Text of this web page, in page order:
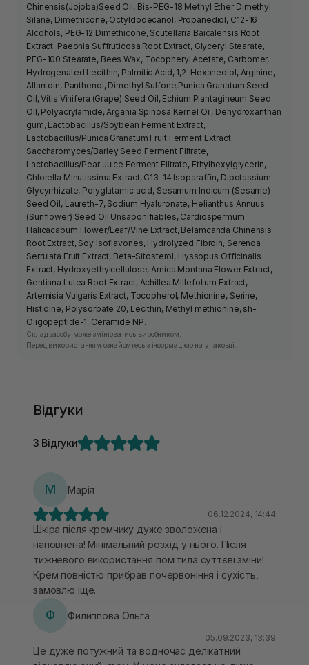
Chinensis(Jojoba)Seed Oil, Bis-PEG-18 Methyl Ether Dimethyl
Silane, Dimethicone, Octyldodecanol, Propanediol, C12-16
Alcohols, PEG-12 Dimethicone, Scutellaria Baicalensis Root
Extract, Paeonia Suffruticosa Root Extract, Glyceryl Stearate,
PEG-100 Stearate, Bees Wax, Tocopheryl Acetate, Carbomer,
Hydrogenated Lecithin, Palmitic Acid, 1,2-Hexanediol, Arginine,
Allantoin, Panthenol, Dimethyl Sulfone,Punica Granatum Seed
Oil, Vitis Vinifera (Grape) Seed Oil, Echium Plantagineum Seed
Oil, Polyacrylamide, Argania Spinosa Kernel Oil, Dehydroxanthan
gum, Lactobacillus/Soybean Ferment Extract,
Lactobacillus/Punica Granatum Fruit Ferment Extract,
Saccharomyces/Barley Seed Ferment Filtrate,
Lactobacillus/Pear Juice Ferment Filtrate, Ethylhexylglycerin,
Chlorella Minutissima Extract, C13-14 Isoparaffin, Dipotassium
Glycyrrhizate, Polyglutamic acid, Sesamum Indicum (Sesame)
Seed Oil, Laureth-7, Sodium Hyaluronate, Helianthus Annuus
(Sunflower) Seed Oil Unsaponifiables, Cardiospermum
Halicacabum Flower/Leaf/Vine Extract, Belamcanda Chinensis
Root Extract, Soy Isoflavones, Hydrolyzed Fibroin, Serenoa
Serrulata Fruit Extract, Beta-Sitosterol, Hyssopus Officinalis
Extract, Hydroxyethylcellulose, Arnica Montana Flower Extract,
Gentiana Lutea Root Extract, Achillea Millefolium Extract,
Artemisia Vulgaris Extract, Tocopherol, Methionine, Serine,
Histidine, Polysorbate 20, Lecithin, Methyl methionine, sh-
Oligopeptide-1, Ceramide NP.
Склад засобу може змінюватись виробником.
Перед використанням ознайомтесь з інформацією на упаковці.
Відгуки
3 Відгуки
М Марія
06.12.2024, 14:44
Шкіра після кремчику дуже зволожена і
наповнена! Мінімальний розхід у нього. Після
тижневого використання помітила суттєві зміни!
Крем повністю прибрав почервоніння і сухість,
замовлю іще.
Ф Филиппова Ольга
05.09.2023, 13:39
Це дуже потужний та водночас делікатний